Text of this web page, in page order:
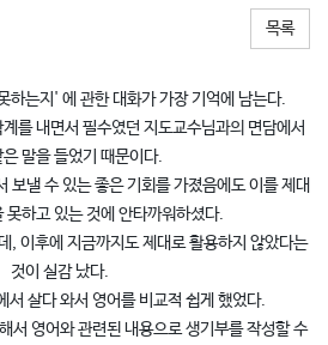
목록
하는지' 에 관한 대화가 가장 기억에 남는다.
를 내면서 필수였던 지도교수님과의 면담에서
말을 들었기 때문이다.
보낼 수 있는 좋은 기회를 가졌음에도 이를 제대
못하고 있는 것에 안타까워하셨다.
, 이후에 지금까지도 제대로 활용하지 않았다는
것이 실감 났다.
서 살다 와서 영어를 비교적 쉽게 했었다.
서 영어와 관련된 내용으로 생기부를 작성할 수